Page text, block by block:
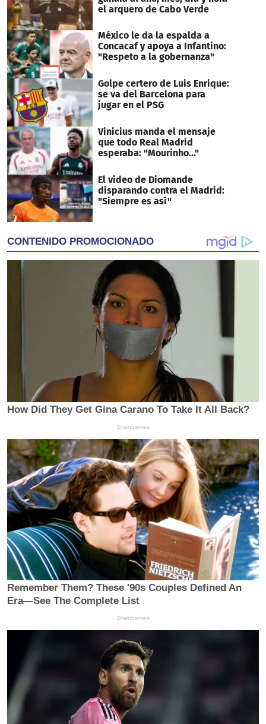
el arquero de Cabo Verde
México le da la espalda a
Concacaf y apoya a Infantino:
"Respeto a la gobernanza"
Golpe certero de Luis Enrique:
se va del Barcelona para
jugar en el PSG
Vinicius manda el mensaje
que todo Real Madrid
esperaba: "Mourinho..."
El video de Diomande
disparando contra el Madrid:
"Siempre es así"